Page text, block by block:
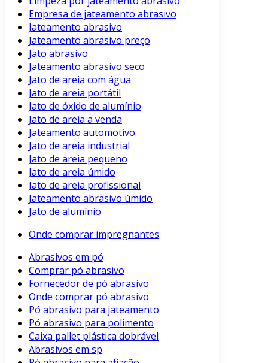
Empresa de jateamento abrasivo
Jateamento abrasivo
Jateamento abrasivo preço
Jato abrasivo
Jateamento abrasivo seco
Jato de areia com água
Jato de areia portátil
Jato de óxido de alumínio
Jato de areia a venda
Jateamento automotivo
Jato de areia industrial
Jato de areia pequeno
Jato de areia úmido
Jato de areia profissional
Jateamento abrasivo úmido
Jato de alumínio
Onde comprar impregnantes
Abrasivos em pó
Comprar pó abrasivo
Fornecedor de pó abrasivo
Onde comprar pó abrasivo
Pó abrasivo para jateamento
Pó abrasivo para polimento
Caixa pallet plástica dobrável
Abrasivos em sp